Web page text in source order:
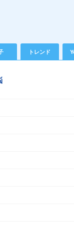
トレンド